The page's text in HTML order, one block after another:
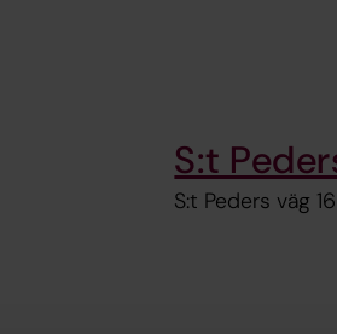
S:t
S:t Peders väg